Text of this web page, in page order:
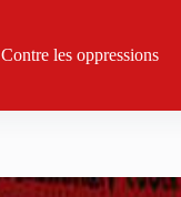
Contre les oppressions